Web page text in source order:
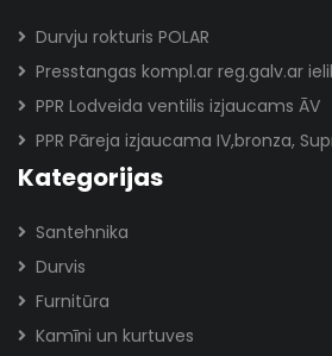
Durvju rokturis POLAR
Presstangas kompl.ar reg.galv.ar
PPR Lodveida ventilis izjaucams ĀV
PPR Pāreja izjaucama IV,bronza,
Kategorijas
Santehnika
Durvis
Furnitūra
Kamīni un kurtuves